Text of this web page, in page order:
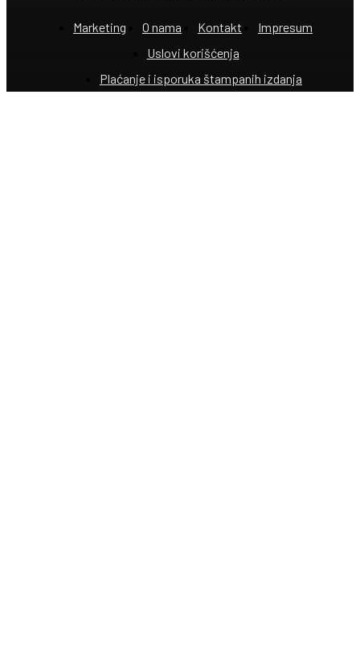
Marketing O nama Kontakt
Impresum
Uslovi korišćenja
Plaćanje i isporuka štampanih izdanja